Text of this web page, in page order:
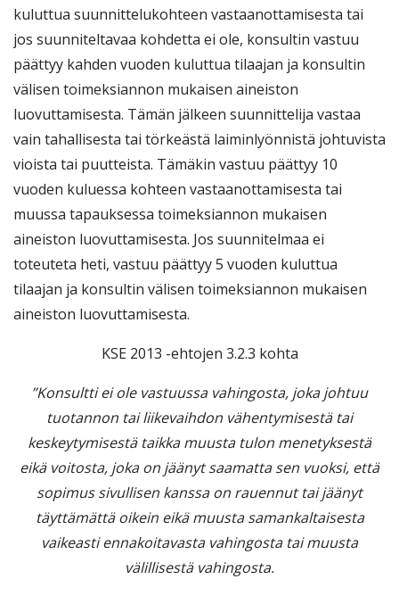
kuluttua suunnittelukohteen vastaanottamisesta tai
jos suunniteltavaa kohdetta ei ole, konsultin vastuu
päättyy kahden vuoden kuluttua tilaajan ja konsultin
välisen toimeksiannon mukaisen aineiston
luovuttamisesta. Tämän jälkeen suunnittelija vastaa
vain tahallisesta tai törkeästä laiminlyönnistä johtuvista
vioista tai puutteista. Tämäkin vastuu päättyy 10
vuoden kuluessa kohteen vastaanottamisesta tai
muussa tapauksessa toimeksiannon mukaisen
aineiston luovuttamisesta. Jos suunnitelmaa ei
toteuteta heti, vastuu päättyy 5 vuoden kuluttua
tilaajan ja konsultin välisen toimeksiannon mukaisen
aineiston luovuttamisesta.
KSE 2013 -ehtojen 3.2.3 kohta
”Konsultti ei ole vastuussa vahingosta, joka johtuu
tuotannon tai liikevaihdon vähentymisestä tai
keskeytymisestä taikka muusta tulon menetyksestä
eikä voitosta, joka on jäänyt saamatta sen vuoksi, että
sopimus sivullisen kanssa on rauennut tai jäänyt
täyttämättä oikein eikä muusta samankaltaisesta
vaikeasti ennakoitavasta vahingosta tai muusta
välillisestä vahingosta.